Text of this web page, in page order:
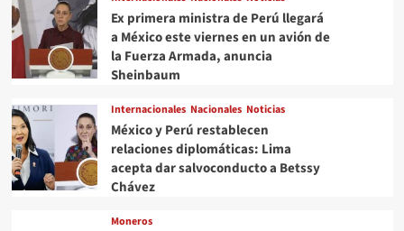
Ex primera ministra de Perú llegará
a México este viernes en un avión de
la Fuerza Armada, anuncia
Sheinbaum
Internacionales Nacionales Noticias
México y Perú restablecen
relaciones diplomáticas: Lima
acepta dar salvoconducto a Betssy
Chávez
Moneros